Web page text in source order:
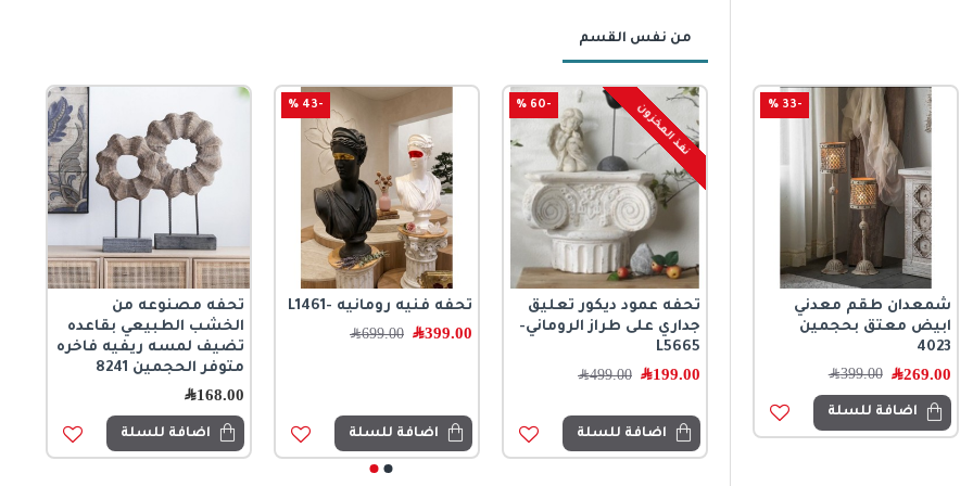
-33 %
شمعدان طقم معدني
ابيض معتق بحجمين
4023
269.00﷼ 399.00﷼
اضافة للسلة
من نفس القسم
تحفة ريفية مفرغة باللون
الأبيض الفاخر من سراميك
متوفر الحجمين L8639
99.00 ﷼
اضافة للسلة
-60 % نفذ المخزون
تحفه عمود ديكور تعليق
جداري على طراز الروماني-
L5665
199.00﷼ 499.00﷼
اضافة للسلة
-43 %
تحفه فنيه رومانيه -L1461
399.00﷼ 699.00﷼
اضافة للسلة
تحفه مصنوعه من
الخشب الطبيعي بقاعده
تضيف لمسه ريفيه فاخره
متوفر الحجمين 8241
168.00﷼
اضافة للسلة